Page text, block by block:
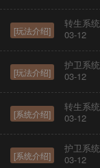
[玩法介绍]
转生系统
03-12
[玩法介绍]
护卫系统
03-12
[系统介绍]
转生系统
03-12
[系统介绍]
护卫系统
03-12